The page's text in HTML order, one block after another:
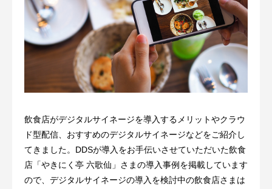
飲食店がデジタルサイネージを導入するメリットやクラウ
ド型配信、おすすめのデジタルサイネージなどをご紹介し
てきました。DDSが導入をお手伝いさせていただいた飲食
店「やきにく亭 六歌仙」さまの導入事例を掲載しています
ので、デジタルサイネージの導入を検討中の飲食店さまは